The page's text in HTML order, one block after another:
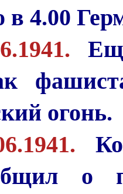
в 4.00
огонь.
о